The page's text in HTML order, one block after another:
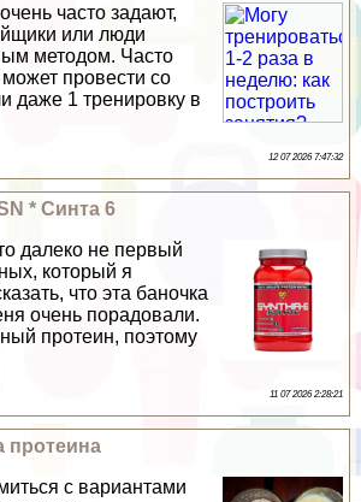
часто задают,
или люди
методом. Часто
провести со
даже 1 тренировку в
12 07 2026 7:47:32
* Синта 6
далеко не первый
который я
что эта баночка
очень порадовали.
протеин, поэтому
11 07 2026 2:28:21
протеина
с вариантами